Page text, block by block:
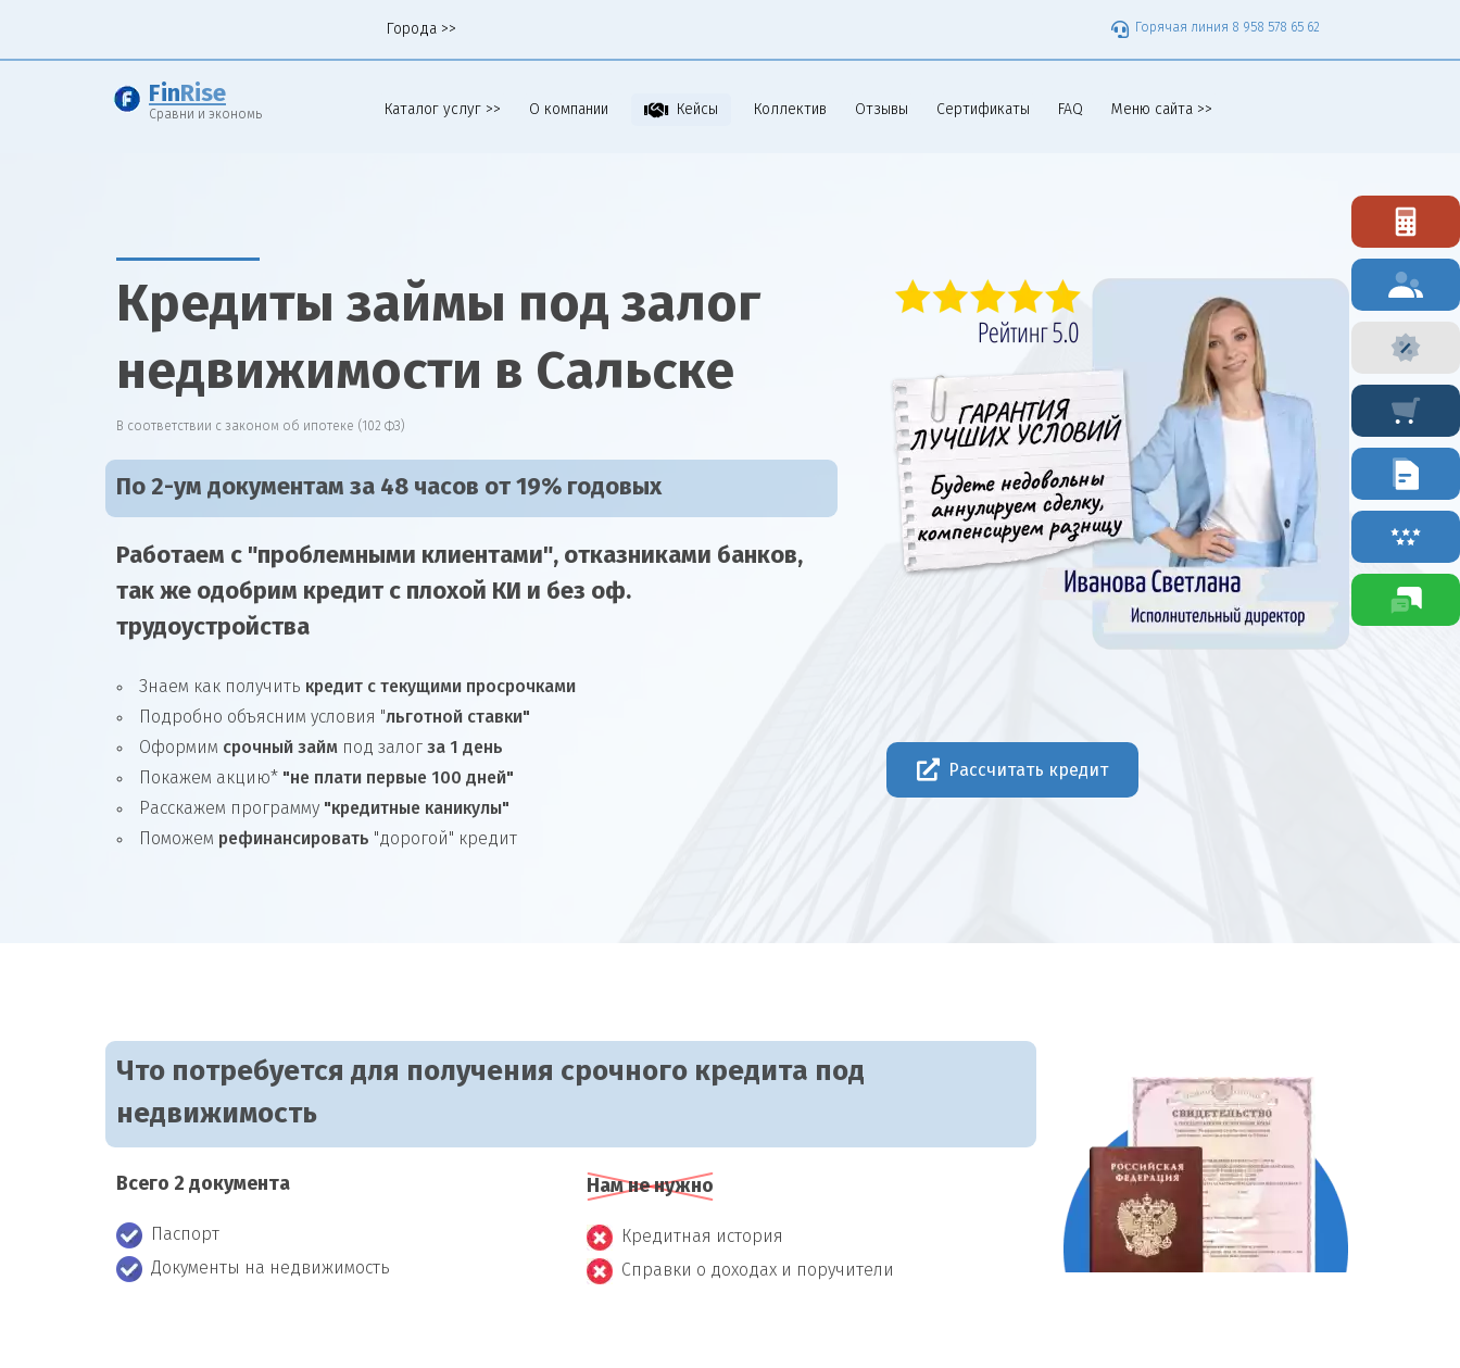
Города >> Горячая линия 8 958 578 65 62
Fin Rise
Сравни и экономь Каталог услуг >> О компании Кейсы Коллектив Отзывы Сертификаты FAQ Меню сайта >>
Кредиты займы под залог
недвижимости в Сальске
В соответствии с законом об ипотеке (102 ФЗ)
По 2-ум документам за 48 часов от 19% годовых
Работаем с "проблемными клиентами", отказниками банков,
так же одобрим кредит с плохой КИ и без оф.
трудоустройства
Знаем как получить кредит с текущими просрочками
Подробно объясним условия "льготной ставки"
Оформим срочный займ под залог за 1 день
Покажем акцию* "не плати первые 100 дней"
Расскажем программу "кредитные каникулы"
Поможем рефинансировать "дорогой" кредит
Рассчитать кредит
Что потребуется для получения срочного кредита под
недвижимость
Всего 2 документа
Паспорт
Документы на недвижимость
Нам не нужно
Кредитная история
Справки о доходах и поручители